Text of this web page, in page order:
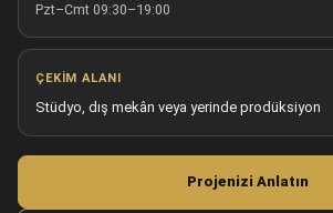
Pzt–Cmt 09:30–19:00
ÇEKIM ALANI
Stüdyo, dış mekân veya yerinde prodüksiyon
Projenizi Anlatın